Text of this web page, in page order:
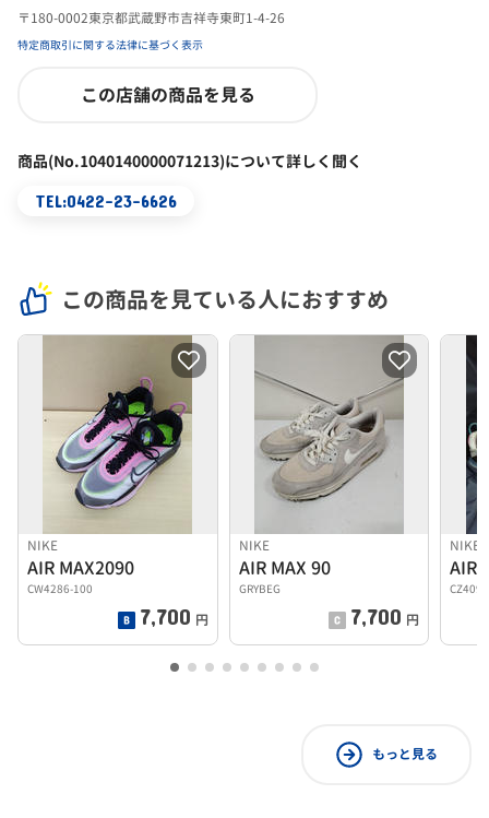
〒180-0002東京都武蔵野市吉祥寺東町1-4-26
特定商取引に関する法律に基づく表示
この店舗の商品を見る
商品(No.1040140000071213)について詳しく聞く
TEL:0422-23-6626
この商品を見ている人におすすめ
NIKE
AIR MAX2090
CW4286-100
7,700 円
NIKE
AIR MAX 90
GRYBEG
7,700 円
NIKE
もっと見る